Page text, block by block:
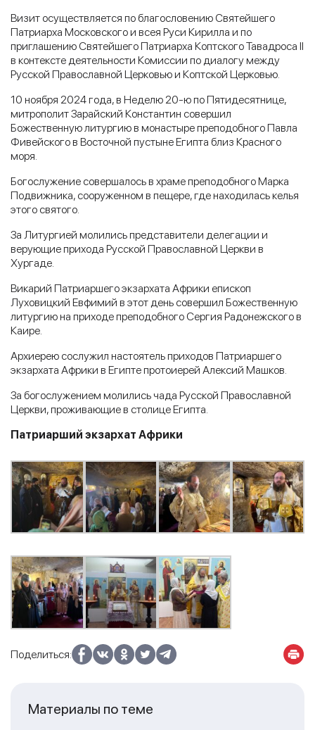
Визит осуществляется по благословению Святейшего
Патриарха Московского и всея Руси Кирилла и по
приглашению Святейшего Патриарха Коптского Тавадроса II
в контексте деятельности Комиссии по диалогу между
Русской Православной Церковью и Коптской Церковью.
10 ноября 2024 года, в Неделю 20-ю по Пятидесятнице,
митрополит Зарайский Константин совершил
Божественную литургию в монастыре преподобного Павла
Фивейского в Восточной пустыне Египта близ Красного
моря.
Богослужение совершалось в храме преподобного Марка
Подвижника, сооруженном в пещере, где находилась келья
этого святого.
За Литургией молились представители делегации и
верующие прихода Русской Православной Церкви в
Хургаде.
Викарий Патриаршего экзархата Африки епископ
Луховицкий Евфимий в этот день совершил Божественную
литургию на приходе преподобного Сергия Радонежского в
Каире.
Архиерею сослужил настоятель приходов Патриаршего
экзархата Африки в Египте протоиерей Алексий Машков.
За богослужением молились чада Русской Православной
Церкви, проживающие в столице Египта.
Патриарший экзархат Африки
Поделиться:
Материалы по теме